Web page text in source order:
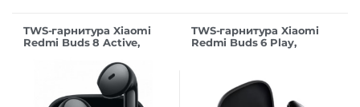
TWS-гарнитура Xiaomi
Redmi Buds 8 Active,
TWS-гарнитура Xiaomi
Redmi Buds 6 Play,